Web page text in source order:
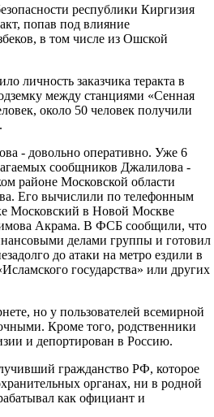
республики Киргизия
попав под влияние
в том числе из Ошской
личность заказчика теракта в
между станциями «Сенная
около 50 человек получили
- довольно оперативно. Уже 6
сообщников Джалилова -
районе Московской области
Его вычислили по телефонным
Московский в Новой Москве
Акрама. В ФСБ сообщили, что
делами группы и готовил
до атаки на метро ездили в
государства» или других
но у пользователей всемирной
Кроме того, родственники
и депортирован в Россию.
гражданство РФ, которое
органах, ни в родной
как официант и